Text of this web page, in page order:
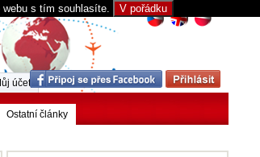
s tím souhlasíte. V pořádku
Ostatní články
účet